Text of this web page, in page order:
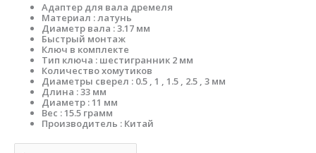
Адаптер для вала дремеля
Материал : латунь
Диаметр вала : 3.17 мм
Быстрый монтаж
Ключ в комплекте
Тип ключа : шестигранник 2 мм
Количество хомутиков
Диаметры сверел : 0.5 , 1 , 1.5 , 2.5 , 3 мм
Длина : 33 мм
Диаметр : 11 мм
Вес : 15.5 грамм
Производитель : Китай